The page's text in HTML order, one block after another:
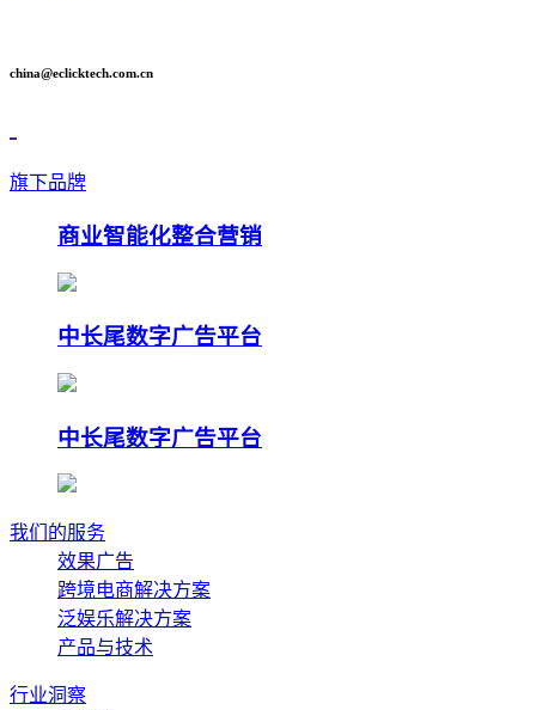
china@eclicktech.com.cn
旗下品牌
商业智能化整合营销
中长尾数字广告平台
中长尾数字广告平台
我们的服务
效果广告
跨境电商解决方案
泛娱乐解决方案
产品与技术
行业洞察